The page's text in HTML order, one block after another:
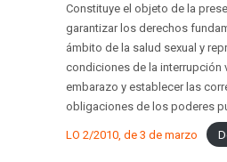
Constituye el objeto de la
garantizar los derechos
ámbito de la salud sexual y
condiciones de la interrupción
embarazo y establecer las
obligaciones de los poderes
LO 2/2010, de 3 de marzo